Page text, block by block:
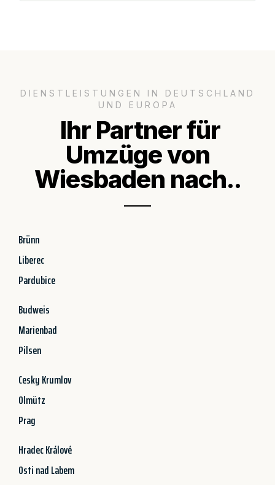
DIENSTLEISTUNGEN IN DEUTSCHLAND
UND EUROPA
Ihr Partner für
Umzüge von
Wiesbaden nach..
Brünn
Liberec
Pardubice
Budweis
Marienbad
Pilsen
Cesky Krumlov
Olmütz
Prag
Hradec Králové
Osti nad Labem